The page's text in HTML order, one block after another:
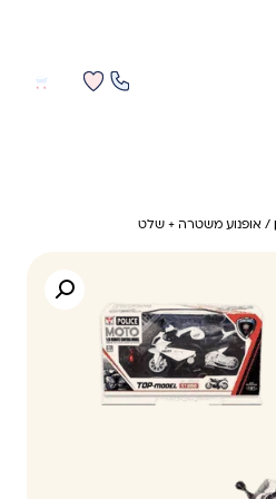
/ אופנוע משטרה + שלט